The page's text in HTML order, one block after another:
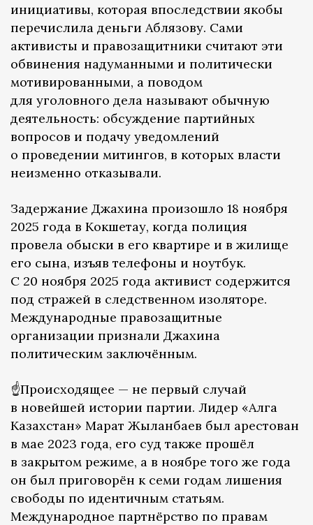
инициативы, которая впоследствии якобы
перечислила деньги Аблязову. Сами
активисты и правозащитники считают эти
обвинения надуманными и политически
мотивированными, а поводом
для уголовного дела называют обычную
деятельность: обсуждение партийных
вопросов и подачу уведомлений
о проведении митингов, в которых власти
неизменно отказывали.
Задержание Джахина произошло 18 ноября
2025 года в Кокшетау, когда полиция
провела обыски в его квартире и в жилище
его сына, изъяв телефоны и ноутбук.
С 20 ноября 2025 года активист содержится
под стражей в следственном изоляторе.
Международные правозащитные
организации признали Джахина
политическим заключённым.
☝️Происходящее — не первый случай
в новейшей истории партии. Лидер «Алга
Казахстан» Марат Жыланбаев был арестован
в мае 2023 года, его суд также прошёл
в закрытом режиме, а в ноябре того же года
он был приговорён к семи годам лишения
свободы по идентичным статьям.
Международное партнёрство по правам